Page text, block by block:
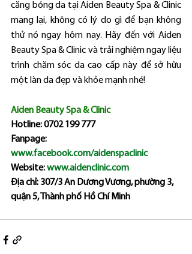
căng bóng da tại Aiden Beauty Spa & Clinic
mang lại, không có lý do gì để bạn không
thử nó ngay hôm nay. Hãy đến với Aiden
Beauty Spa & Clinic và trải nghiệm ngay liệu
trình chăm sóc da cao cấp này để sở hữu
một làn da đẹp và khỏe mạnh nhé!
Aiden Beauty Spa & Clinic
Hotline: 0702 199 777
Fanpage:
www.facebook.com/aidenspaclinic
Website: www.aidenclinic.com
Địa chỉ: 307/3 An Dương Vương, phường 3,
quận 5, Thành phố Hồ Chí Minh